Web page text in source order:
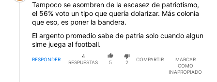
Tampoco se asombren de la escasez de patriotismo,
el 56% voto un tipo que quería dolarizar. Más colonia
que eso, es poner la bandera.
El argento promedio sabe de patria solo cuando algun
slme juega al football.
RESPONDER
4
RESPUESTAS
5 2
COMPARTIR
MARCAR
COMO
INAPROPIADO